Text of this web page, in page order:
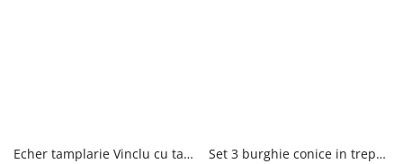
Echer tamplarie Vinclu cu talpa Bigstren 19175 Bigstren
Set 3 burghie conice in trepte otel, 4-20 mm Iso Trade